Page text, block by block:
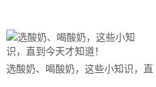
选酸奶、喝酸奶，这些小知识，直